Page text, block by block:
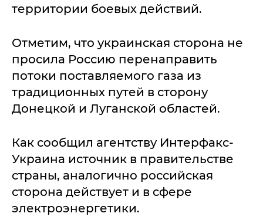
территории боевых действий.
Отметим, что украинская сторона не
просила Россию перенаправить
потоки поставляемого газа из
традиционных путей в сторону
Донецкой и Луганской областей.
Как сообщил агентству Интерфакс-
Украина источник в правительстве
страны, аналогично российская
сторона действует и в сфере
электроэнергетики.